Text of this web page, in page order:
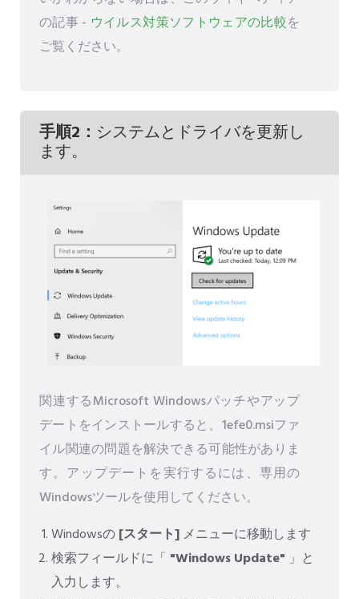
の記事 - ウイルス対策ソフトウェアの比較を
ご覧ください。
手順2： システムとドライバを更新し
ます。
関連するMicrosoft Windowsパッチやアップ
デートをインストールすると、1efe0.msiファ
イル関連の問題を解決できる可能性がありま
す。アップデートを実行するには、専用の
Windowsツールを使用してください。
Windowsの[スタート] メニューに移動します
検索フィールドに「 "Windows Update" 」と
入力します。